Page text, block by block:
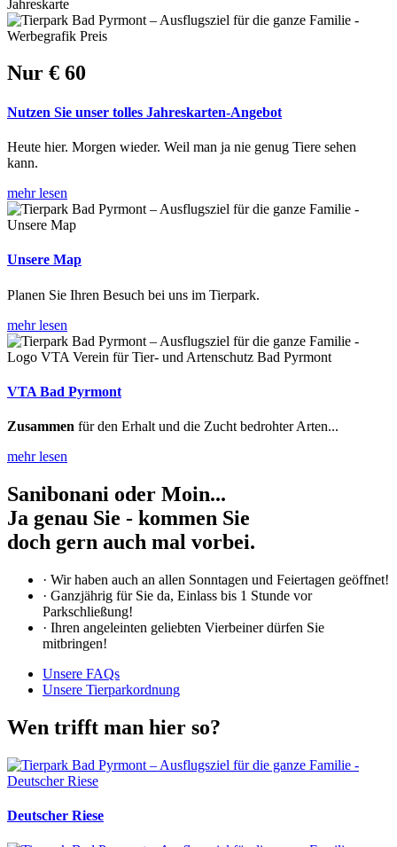
Nur € 60
Nutzen Sie unser tolles Jahreskarten-Angebot
Heute hier. Morgen wieder. Weil man ja nie genug Tiere sehen
kann.
mehr lesen
Unsere Map
Planen Sie Ihren Besuch bei uns im Tierpark.
mehr lesen
VTA Bad Pyrmont
Zusammen für den Erhalt und die Zucht bedrohter Arten...
mehr lesen
Sanibonani oder Moin...
Ja genau Sie - kommen Sie
doch gern auch mal vorbei.
· Wir haben auch an allen Sonntagen und Feiertagen geöffnet!
· Ganzjährig für Sie da, Einlass bis 1 Stunde vor
Parkschließung!
· Ihren angeleinten geliebten Vierbeiner dürfen Sie
mitbringen!
Unsere FAQs
Unsere Tierparkordnung
Wen trifft man hier so?
Deutscher Riese